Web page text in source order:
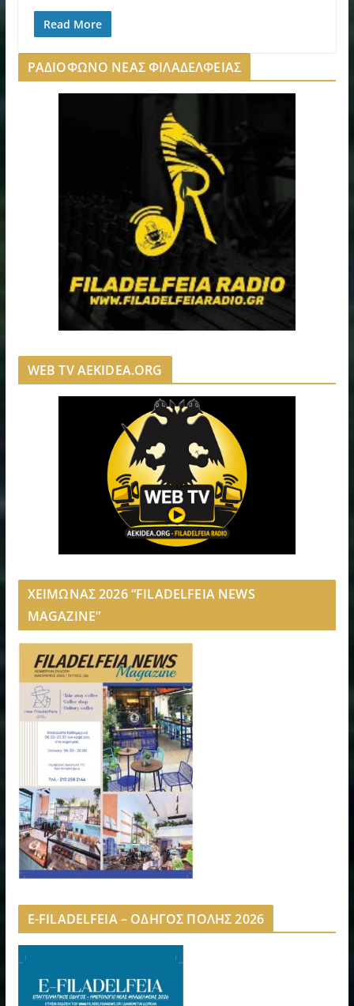
Read More
ΡΑΔΙΟΦΩΝΟ ΝΕΑΣ ΦΙΛΑΔΕΛΦΕΙΑΣ
WEB TV AEKIDEA.ORG
ΧΕΙΜΩΝΑΣ 2026 “FILADELFEIA NEWS
MAGAZINE”
E-FILADELFEIA – ΟΔΗΓΟΣ ΠΟΛΗΣ 2026